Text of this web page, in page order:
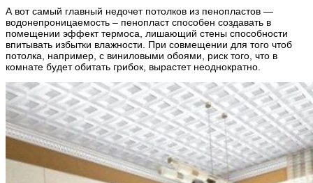
А вот самый главный недочет потолков из пенопластов —
водонепроницаемость – пенопласт способен создавать в
помещении эффект термоса, лишающий стены способности
впитывать избытки влажности. При совмещении для того чтоб
потолка, например, с виниловыми обоями, риск того, что в
комнате будет обитать грибок, вырастет неоднократно.